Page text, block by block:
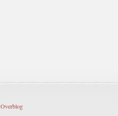
Overblog